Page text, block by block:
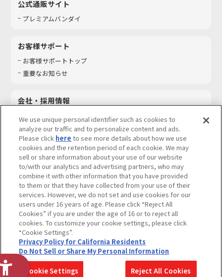
公式通販サイト
プレミアムバンダイ
お客様サポート
お客様サポートトップ
重要なお知らせ
会社・採用情報
採用情報
サステナビリティ
お問い合わせ
ウェブサイトご利用条件 ソーシャルメディアポリシー
個人情報及び特定個人情報等の取り扱いに関する保護方針
Do Not Sell or Share My Personal Information著作権・商標について
カスタマーハラスメントに対する基本的な対応方針
コピーライト一覧を表示する
We use unique personal identifier such as cookies to
analyze our traffic and to personalize content and ads.
Please click here to see more details about how we use
cookies and the retention period of each cookie. We may
sell or share information about your use of our website
to/with our analytics and advertising partners, who may
combine it with other information that you have provided
to them or that they have collected from your use of their
services. However, we do not set and use cookies for our
users under 16 years of age. Please click “Reject All
Cookies” if you are under the age of 16 or to reject all
cookies. To customize your cookie settings, please click
“Cookie Settings”.
Privacy Policy for California Residents
Do Not Sell or Share My Personal Information
Cookie Settings Reject All Cookies